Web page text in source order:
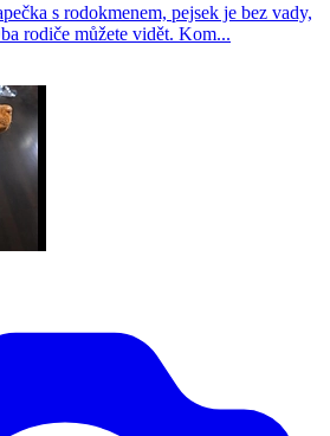
s rodokmenem, pejsek je bez vady,
rodiče můžete vidět. Kom...